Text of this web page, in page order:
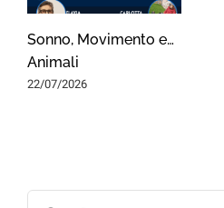
Sonno, Movimento e…
Animali
22/07/2026